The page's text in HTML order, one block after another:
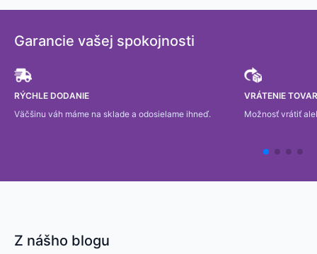
Garancie vašej spokojnosti
RÝCHLE DODANIE
Väčšinu váh máme na sklade a odosielame ihneď.
VRÁTENIE
Možnosť vrátiť
Z nášho blogu